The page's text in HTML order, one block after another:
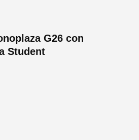
G26 con
Student